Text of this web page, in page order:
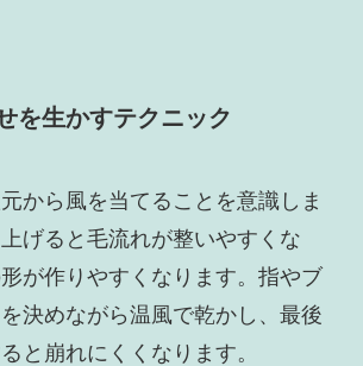
を生かすテクニック
から風を当てることを意識しま
げると毛流れが整いやすくな
が作りやすくなります。指やブ
決めながら温風で乾かし、最後
と崩れにくくなります。